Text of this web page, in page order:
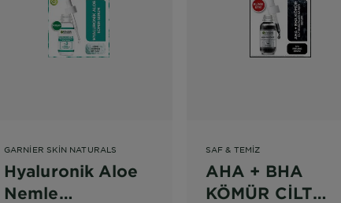
GARNIER SKIN NATURALS
Hyaluronik Aloe
Nemle
SAF & TEMIZ
AHA + BHA
KÖMÜR CİLT